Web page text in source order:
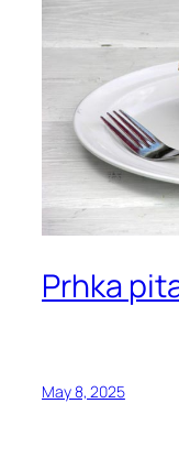
Prhka
May 8, 2025